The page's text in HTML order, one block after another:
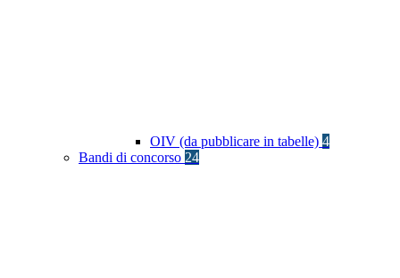
OIV (da pubblicare in tabelle) 4
Bandi di concorso 24